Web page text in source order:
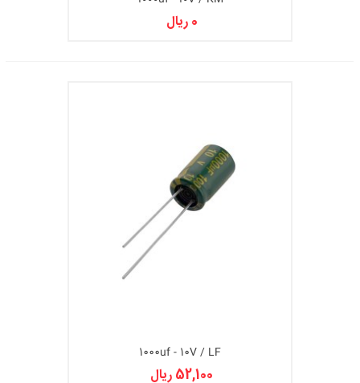
0 ریال
1000uf - 10V / LF
52,100 ریال